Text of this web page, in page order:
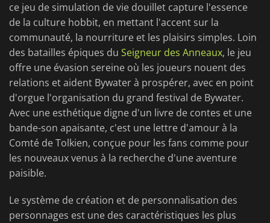
ce jeu de simulation de vie douillet capture l'essence
de la culture hobbit, en mettant l'accent sur la
communauté, la nourriture et les plaisirs simples. Loin
des batailles épiques du Seigneur des Anneaux, le jeu
offre une évasion sereine où les joueurs nouent des
relations et aident Bywater à prospérer, avec en point
d'orgue l'organisation du grand festival de Bywater.
Avec une esthétique digne d'un livre de contes et une
bande-son apaisante, c'est une lettre d'amour à la
Comté de Tolkien, conçue pour les fans comme pour
les nouveaux venus à la recherche d'une aventure
paisible.
Le système de création et de personnalisation des
personnages est une des caractéristiques les plus